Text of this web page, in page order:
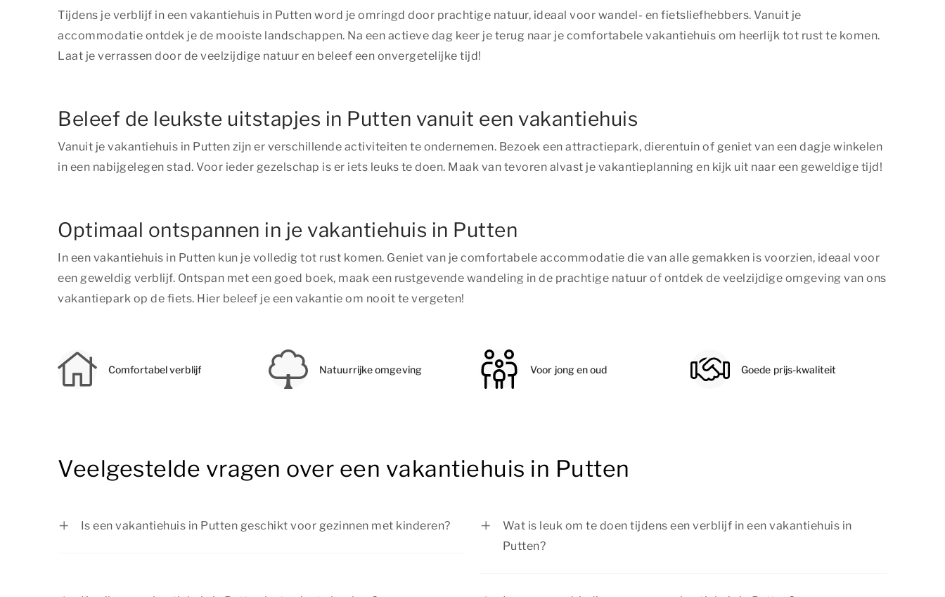
Tijdens je verblijf in een vakantiehuis in Putten word je omringd door prachtige natuur, ideaal voor wandel- en fietsliefhebbers. Vanuit je
accommodatie ontdek je de mooiste landschappen. Na een actieve dag keer je terug naar je comfortabele vakantiehuis om heerlijk tot rust te komen.
Laat je verrassen door de veelzijdige natuur en beleef een onvergetelijke tijd!
Beleef de leukste uitstapjes in Putten vanuit een vakantiehuis
Vanuit je vakantiehuis in Putten zijn er verschillende activiteiten te ondernemen. Bezoek een attractiepark, dierentuin of geniet van een dagje winkelen
in een nabijgelegen stad. Voor ieder gezelschap is er iets leuks te doen. Maak van tevoren alvast je vakantieplanning en kijk uit naar een geweldige tijd!
Optimaal ontspannen in je vakantiehuis in Putten
In een vakantiehuis in Putten kun je volledig tot rust komen. Geniet van je comfortabele accommodatie die van alle gemakken is voorzien, ideaal voor
een geweldig verblijf. Ontspan met een goed boek, maak een rustgevende wandeling in de prachtige natuur of ontdek de veelzijdige omgeving van ons
vakantiepark op de fiets. Hier beleef je een vakantie om nooit te vergeten!
Comfortabel verblijf Natuurrijke omgeving Voor jong en oud Goede prijs-kwaliteit
Veelgestelde vragen over een vakantiehuis in Putten
Is een vakantiehuis in Putten geschikt voor gezinnen met kinderen?
Wat is leuk om te doen tijdens een verblijf in een vakantiehuis in
Putten?